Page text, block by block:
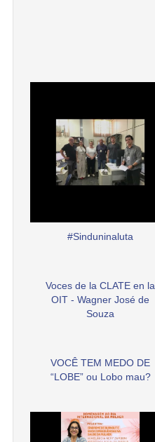
#Sinduninaluta
Voces de la CLATE en la
OIT - Wagner José de
Souza
VOCÊ TEM MEDO DE
“LOBE” ou Lobo mau?